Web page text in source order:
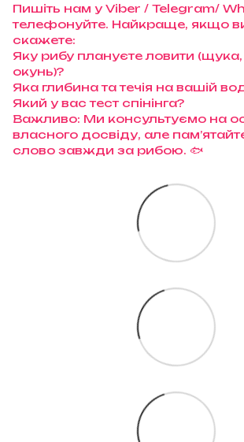
Пишіть нам у Viber / Telegram/
телефонуйте. Найкраще, якщо
скажете:
Яку рибу плануєте ловити
окунь)?
Яка глибина та течія на вашій
Який у вас тест спінінга?
Важливо: Ми консультуємо на
власного досвіду, але
слово завжди за рибою. 🐟